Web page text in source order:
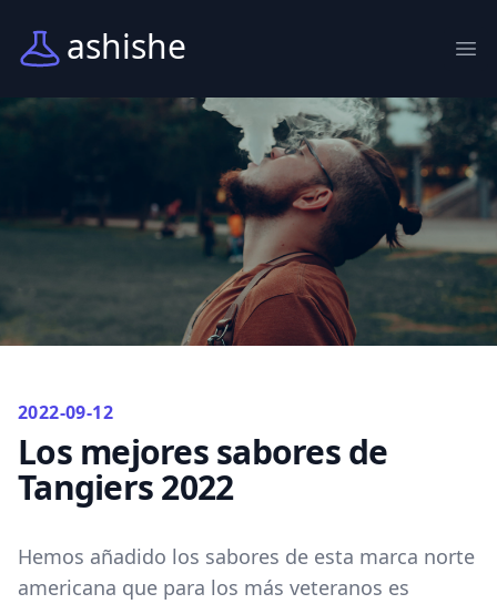
ashishe
2022-09-12
Los mejores sabores de
Tangiers 2022
Hemos añadido los sabores de esta marca norte
americana que para los más veteranos es